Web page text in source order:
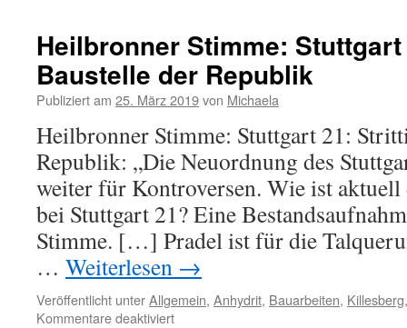
Heilbronner Stimme:
Baustelle der Republik
Publiziert am 25. März 2019von Michaela
Heilbronner Stimme: Stuttgart 21:
Republik: „Die Neuordnung des
weiter für Kontroversen. Wie ist aktuell
bei Stuttgart 21? Eine
Stimme. […] Pradel ist für die
… Weiterlesen →
Veröffentlicht unterAllgemein, Anhydrit, Bauarbeiten, Killesberg
Kommentare deaktiviert